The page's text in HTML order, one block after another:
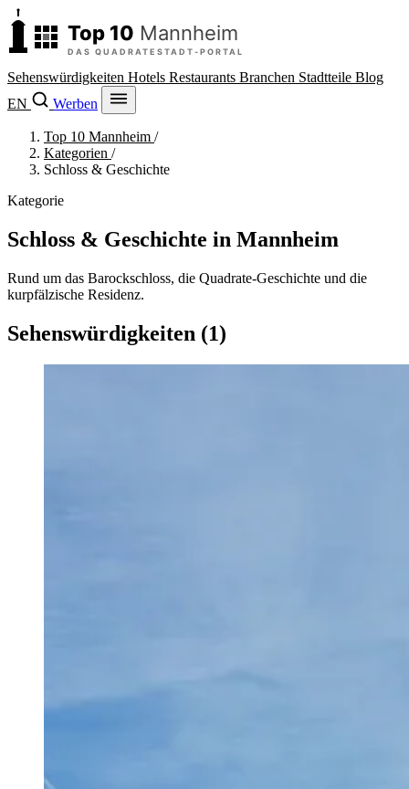
Sehenswürdigkeiten Hotels Restaurants Branchen Stadtteile Blog
EN
Werben
Top 10 Mannheim /
Kategorien /
Schloss & Geschichte
Kategorie
Schloss & Geschichte in Mannheim
Rund um das Barockschloss, die Quadrate-Geschichte und die
kurpfälzische Residenz.
Sehenswürdigkeiten (1)